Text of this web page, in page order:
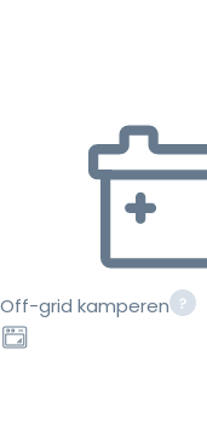
Off-grid kamperen